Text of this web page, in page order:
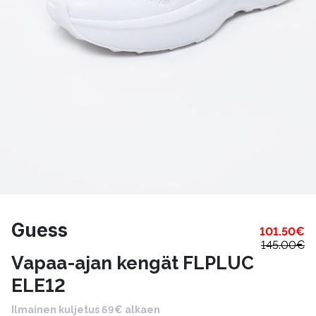
Guess 101.50€
145.00€
Vapaa-ajan kengät FLPLUC
ELE12
Ilmainen kuljetus 69€ alkaen